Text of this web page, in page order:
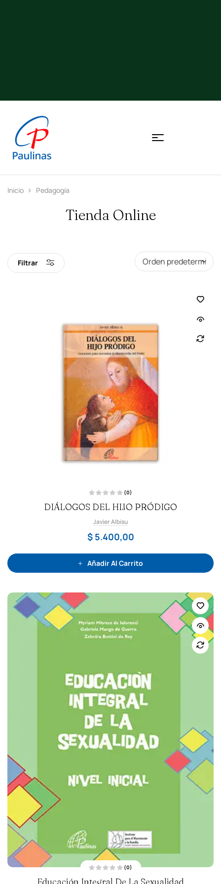
Inicio Pedagogía
Tienda Online
Filtrar
a
l
d
o
n
0
d
(0)
DIÁLOGOS DEL HIJO PRÓDIGO
Javier Albisu
$5.400,00
Añadir Al Carrito
a
(0)